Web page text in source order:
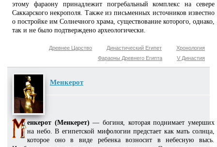
этому фараону принадлежит погребальный комплекс на севере
Саккарского некрополя. Также из письменных источников известно
о постройке им Солнечного храма, существование которого, однако,
так и не было подтверждено археологически.
Хронология
Династический Египет
Древнее Царство
V Династия
Фараоны Древнего Египта
Менкерот
енкерот (Менкерет) — богиня, которая поднимает умерших
на небо. В египетской мифологии предстает как мать солнца,
которое оно в виде ребенка возносит в небесную высь.